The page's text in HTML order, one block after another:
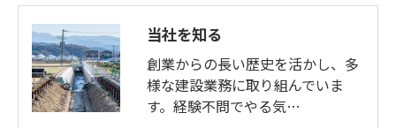
当社を知る
創業からの長い歴史を活かし、多
様な建設業務に取り組んでいま
す。経験不問でやる気…